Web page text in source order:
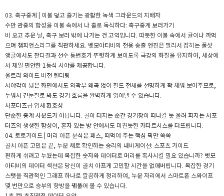
03. 축구중계 | 이불 덮고 즐기는 광활한 녹색 그라운드의 지배자
수만 관중의 함성을 이불 속에서 나 홀로 독식하다: 축구중계 보러가기
비 오고 추운 날, 축구 보러 밖에 나가는 건 고역입니다. 따뜻한 이불 속에서 귤이나 까먹
으며 챔피언스리그를 직관하세요. 벳모아티비의 전용 송출 엔진은 멀리서 잡히는 풀샷
앵글에서도 잔디결과 선수 등번호가 뚜렷하게 보이도록 극강의 화질을 유지하여, 세상에
서 제일 편안한 1등석 시야를 제공합니다.
울트라 와이드 비전 렌더링
시야각이 넓은 화면에서도 외곽부 왜곡 없이 필드 전체를 선명하게 꽉 채워 보여주므로,
누워서 곁눈질로 봐도 경기 흐름을 완벽하게 읽어낼 수 있습니다.
서포터즈급 입체 환호성
단순한 중계 사운드가 아닙니다. 골이 터지는 순간 경기장이 떠나갈 듯 울려 퍼지는 서포
터즈의 생생한 함성이, 혼자 있는 방 안에서도 미친듯한 카타르시스를 터뜨립니다.
04. 토토가이드 | 머리 아픈 분석은 패스, 떠먹여 주는 핵심 픽만 쏙쏙
골치 아픈 고민은 끝, 누운 채로 확인하는 승리의 내비게이션: 스포츠 가이드
편하게 쉬려고 누웠는데 복잡한 숫자와 데이터로 머리를 혹사시킬 필요 있습니까? 벳모
아티비의 데이터 섹션은 당신이 골치 아프게 고민할 시간을 없애버립니다. 복잡한 경기
스탯을 직관적인 그래프 하나로 깔끔하게 정리하여, 누운 자리에서 스마트폰 스와이프
몇 번만으로 승부의 향방을 꿰뚫어 볼 수 있습니다.